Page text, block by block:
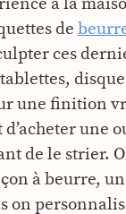
à la
de
ces
une finition
d’acheter une
de le strier.
à beurre,
on